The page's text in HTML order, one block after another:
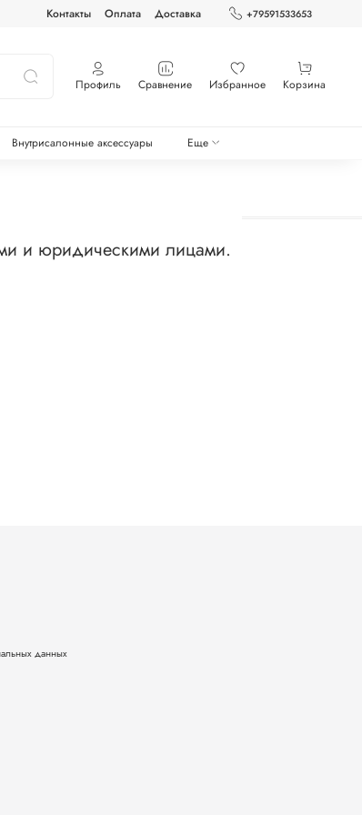
Контакты Оплата Доставка +79591533653
Профиль Сравнение Избранное Корзина
Внутрисалонные аксессуары Еще
и юридическими лицами.
данных